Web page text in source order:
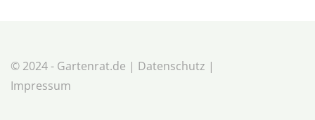
© 2024 - Gartenrat.de | Datenschutz |
Impressum